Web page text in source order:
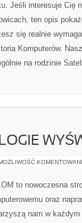
Jeśli interesuje Cię
ten opis
się realnie
Komputerów.
na rodzinie
to nowoczesna
oraz
nam w